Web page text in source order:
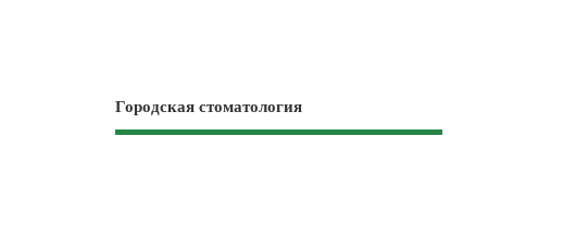
Городская стоматология